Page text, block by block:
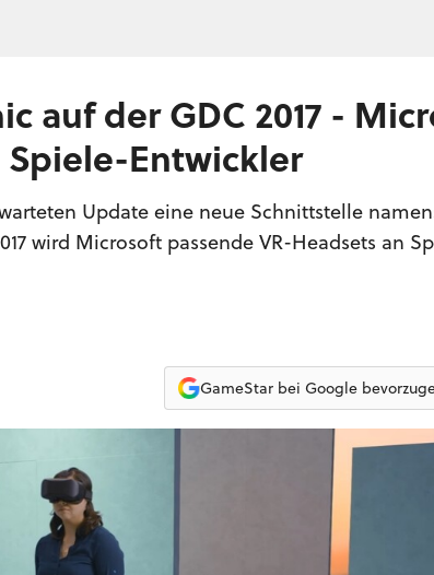
auf der GDC 2017 -
Entwickler
Update eine neue Schnittstelle
wird Microsoft passende VR-Headsets an
GameStar bei Google